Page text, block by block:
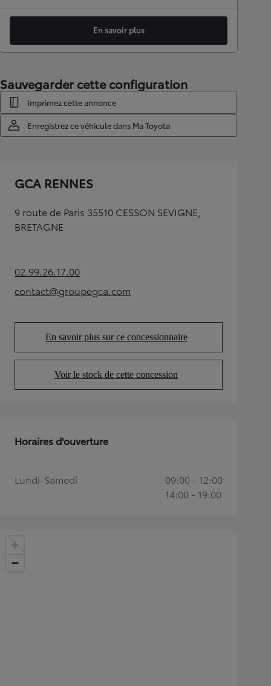
En savoir plus
Sauvegarder cette configuration
Imprimez cette annonce
Enregistrez ce véhicule dans Ma Toyota
GCA RENNES
9 route de Paris 35510 CESSON SEVIGNE,
BRETAGNE
02.99.26.17.00(Opens in new tab)
contact@groupegca.com
(Opens in new tab)
En savoir plus sur ce concessionnaire
(Opens in new tab)
Voir le stock de cette concession
(Opens in new tab)
Horaires d'ouverture
Lundi-Samedi
09:00 - 12:00
14:00 - 19:00